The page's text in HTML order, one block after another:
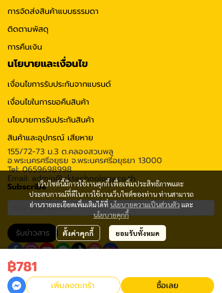
฿781
เพิ่มลงตะกร้า ซื้อเลย
เว็บไซต์นี้มีการใช้งานคุกกี้ เพื่อเพิ่มประสิทธิภาพและ
ประสบการณ์ที่ดีในการใช้งานเว็บไซต์ของท่าน ท่านสามารถ
อ่านรายละเอียดเพิ่มเติมได้ที่ นโยบายความเป็นส่วนตัว และ
นโยบายคุกกี้
ตั้งค่าคุกกี้ ยอมรับทั้งหมด
การจัดส่งสินค้าแบบธรรมดา
ติดตามพัสดุ
การคืนเงิน
นโยบายและเงื่อนไข
เงื่อนไขการรับประกันจากแบรนด์
เงื่อนไขในการขอคืนสินค้า
นโยบายการรับประกันสินค้า
สินค้าและอุปกรณ์ เสียหาย
155/72-73 ม.3 ต.คลองสวนพลู
อ.พระนครศรีอยุธย จ.พระนครศรีอยุธยา 13000
Tel: 0659698998
Email: admin@cktechnology.co.th
Subscribe
รับข่าวสาร
2020 C.K.Technology (Thailand) Co., Ltd All rights reserved